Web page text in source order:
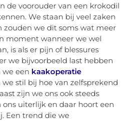
de voorouder van een krokodil
We staan bij veel zaken
zouden we dit soms wat meer
moment wanneer we wel
is als er pijn of blessures
we bijvoorbeeld last hebben
we een kaakoperatie
stil bij hoe van zelfsprekend
zijn we ons ook steeds
ons uiterlijk en daar hoort een
Een trend die we